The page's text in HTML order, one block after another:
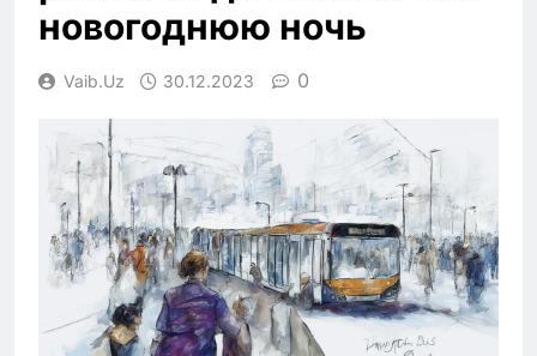
новогоднюю ночь
Vaib.uz 30.12.2023 0